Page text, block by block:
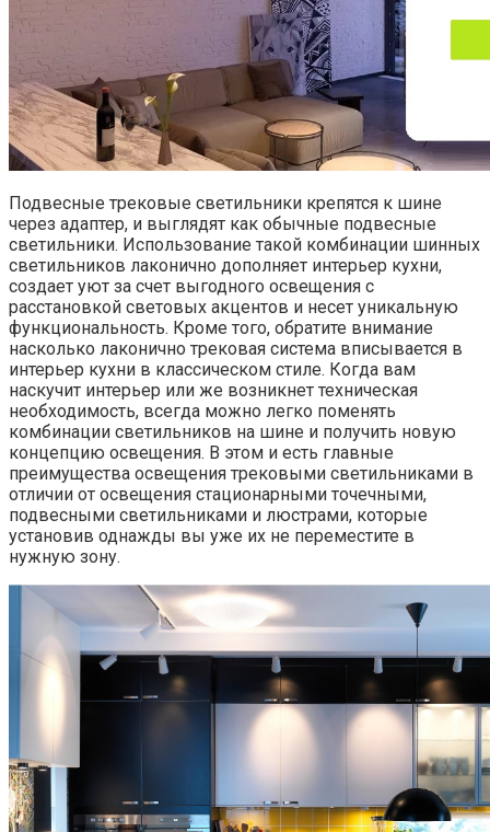
Подвесные трековые светильники крепятся к шине
через адаптер, и выглядят как обычные подвесные
светильники. Использование такой комбинации шинных
светильников лаконично дополняет интерьер кухни,
создает уют за счет выгодного освещения с
расстановкой световых акцентов и несет уникальную
функциональность. Кроме того, обратите внимание
насколько лаконично трековая система вписывается в
интерьер кухни в классическом стиле. Когда вам
наскучит интерьер или же возникнет техническая
необходимость, всегда можно легко поменять
комбинации светильников на шине и получить новую
концепцию освещения. В этом и есть главные
преимущества освещения трековыми светильниками в
отличии от освещения стационарными точечными,
подвесными светильниками и люстрами, которые
установив однажды вы уже их не переместите в
нужную зону.